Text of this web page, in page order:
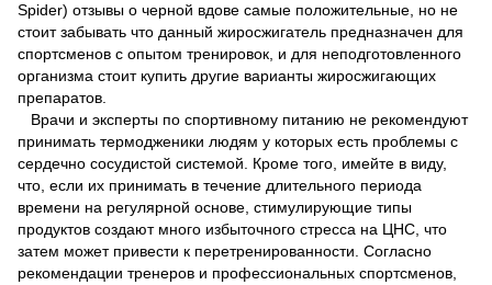
Spider) отзывы о черной вдове самые положительные, но не
стоит забывать что данный жиросжигатель предназначен для
спортсменов с опытом тренировок, и для неподготовленного
организма стоит купить другие варианты жиросжигающих
препаратов.
Врачи и эксперты по спортивному питанию не рекомендуют
принимать термодженики людям у которых есть проблемы с
сердечно сосудистой системой. Кроме того, имейте в виду,
что, если их принимать в течение длительного периода
времени на регулярной основе, стимулирующие типы
продуктов создают много избыточного стресса на ЦНС, что
затем может привести к перетренированности. Согласно
рекомендации тренеров и профессиональных спортсменов,